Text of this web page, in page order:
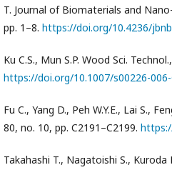
T. Journal of Biomaterials and
pp. 1–8. https://doi.org/10.4236/
Ku C.S., Mun S.P. Wood Sci.
https://doi.org/10.1007/s00226-
Fu C., Yang D., Peh W.Y.E., Lai S.,
80, no. 10, pp. C2191–C2199.
Takahashi T., Nagatoishi S.,